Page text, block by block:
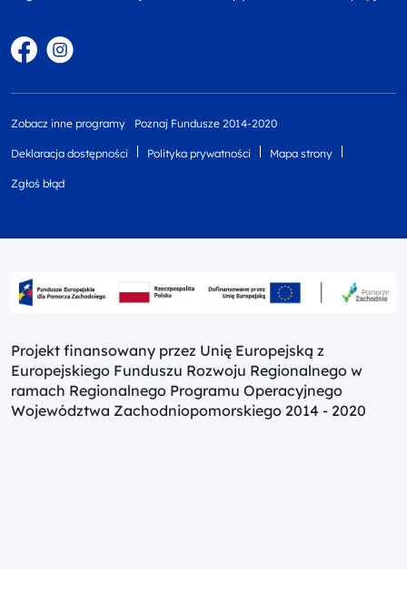
FacebookInstagram
Zobacz inne programy Poznaj Fundusze 2014-2020
Deklaracja dostępności Polityka prywatności Mapa strony
Zgłoś błąd
Projekt finansowany przez Unię Europejską z
Europejskiego Funduszu Rozwoju Regionalnego w
ramach Regionalnego Programu Operacyjnego
Województwa Zachodniopomorskiego 2014 - 2020